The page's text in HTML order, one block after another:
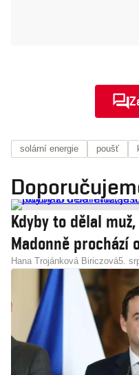
solární energie poušť
Kdyby to dělal
Madonně prochází
Hana Trojánková Biriczová5.